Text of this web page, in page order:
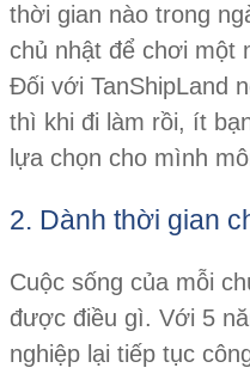
thời gian nào trong
chủ nhật để chơi một
Đối với TanShipLand
thì khi đi làm rồi, ít
lựa chọn cho mình
2. Dành thời gian
Cuộc sống của mỗi
được điều gì. Với 5
nghiệp lại tiếp tục